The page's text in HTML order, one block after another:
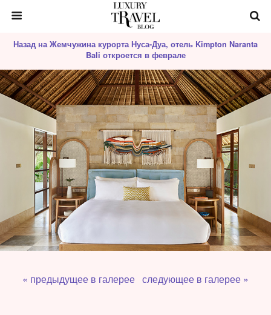
Назад на Жемчужина курорта Нуса-Дуа, отель Kimpton Naranta
Bali откроется в феврале
« предыдущее в галерее следующее в галерее »